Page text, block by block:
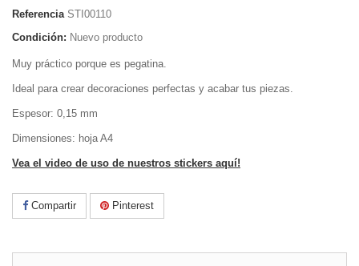
Referencia STI00110
Condición: Nuevo producto
Muy práctico porque es pegatina.
Ideal para crear decoraciones perfectas y acabar tus piezas.
Espesor: 0,15 mm
Dimensiones: hoja A4
Vea el video de uso de nuestros stickers aquí!
Compartir Pinterest